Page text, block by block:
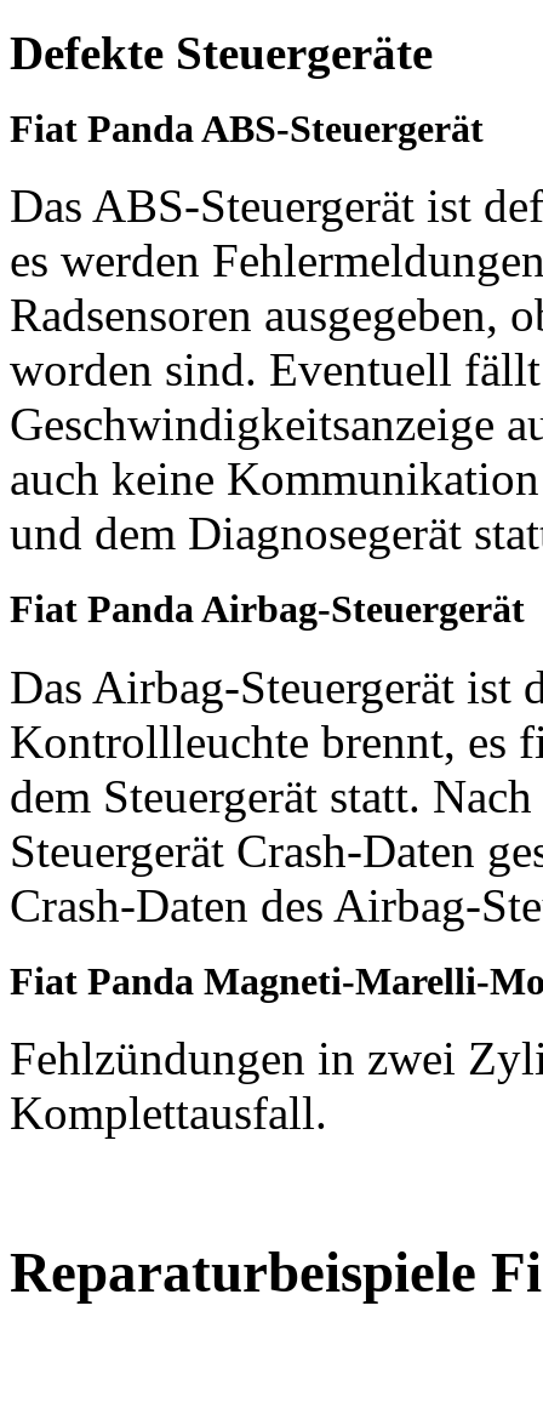
Defekte Steuergeräte
Fiat Panda ABS-Steuergerät
Das ABS-Steuergerät ist
es werden
Radsensoren ausgegeben,
worden sind. Eventuell
Geschwindigkeitsanzeige
auch keine
und dem Diagnosegerät
Fiat Panda Airbag-Steuergerät
Das Airbag-Steuergerät ist
Kontrollleuchte brennt, es
dem Steuergerät statt.
Steuergerät Crash-Daten
Crash-Daten des Airbag-
Fiat Panda Magneti-Marelli-
Fehlzündungen in zwei
Komplettausfall.
Reparaturbeispiele